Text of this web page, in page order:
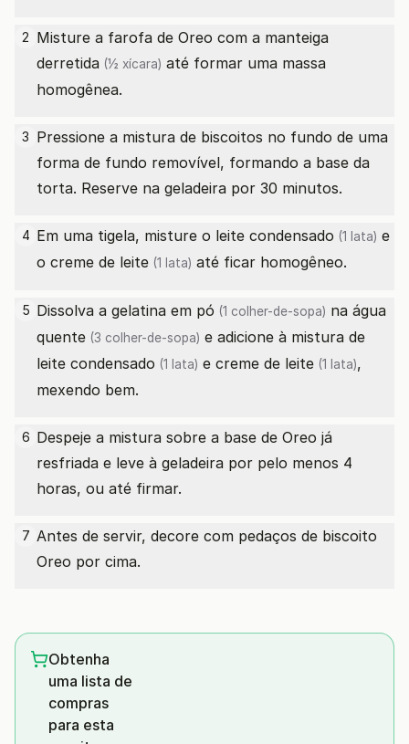
2 Misture a farofa de Oreo com a manteiga
derretida (½ xícara) até formar uma massa
homogênea.
3 Pressione a mistura de biscoitos no fundo de uma
forma de fundo removível, formando a base da
torta. Reserve na geladeira por 30 minutos.
4 Em uma tigela, misture o leite condensado (1 lata) e
o creme de leite (1 lata) até ficar homogêneo.
5 Dissolva a gelatina em pó (1 colher-de-sopa) na água
quente (3 colher-de-sopa) e adicione à mistura de
leite condensado (1 lata) e creme de leite (1 lata),
mexendo bem.
6 Despeje a mistura sobre a base de Oreo já
resfriada e leve à geladeira por pelo menos 4
horas, ou até firmar.
7 Antes de servir, decore com pedaços de biscoito
Oreo por cima.
Obtenha
uma lista de
compras
para esta